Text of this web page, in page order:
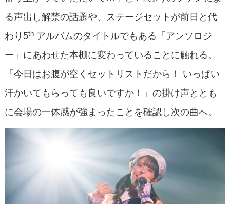
る声出し解禁の話題や、ステージセットが前日と代
わり5thアルバムのタイトルでもある「アンソロジ
ー」にあわせた本棚に変わっていることに触れる。
「今日はお腹が空くセットリストだから！ いっぱい
汗かいてもらっても良いですか！」の掛け声ととも
に会場の一体感が強まったことを確認し次の曲へ。